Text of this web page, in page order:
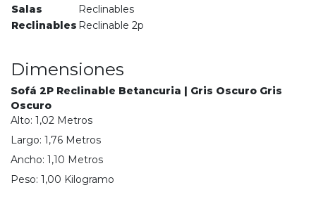
Salas
Reclinables
Reclinables Reclinable 2p
Dimensiones
Sofá 2P Reclinable Betancuria | Gris Oscuro Gris
Oscuro
Alto: 1,02 Metros
Largo: 1,76 Metros
Ancho: 1,10 Metros
Peso: 1,00 Kilogramo